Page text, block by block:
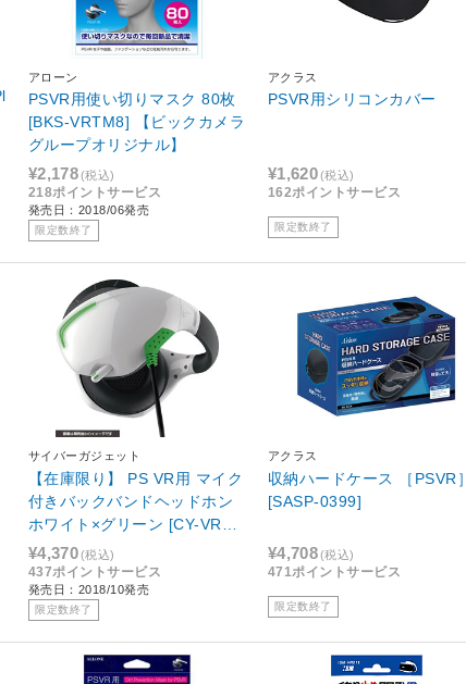
アローン
PSVR用使い切りマスク 80枚
[BKS-VRTM8] 【ビックカメラ
グループオリジナル】
¥2,178(税込)
218ポイントサービス
発売日：2018/06発売
限定数終了
アクラス
PSVR用シリコンカバー
¥1,620(税込)
162ポイントサービス
限定数終了
サイバーガジェット
【在庫限り】 PS VR用 マイク
付きバックバンドヘッドホン
ホワイト×グリーン [CY-VRMB
HP-WG]
¥4,370(税込)
437ポイントサービス
発売日：2018/10発売
限定数終了
アクラス
収納ハードケース ［PSVR］
[SASP-0399]
¥4,708(税込)
471ポイントサービス
限定数終了